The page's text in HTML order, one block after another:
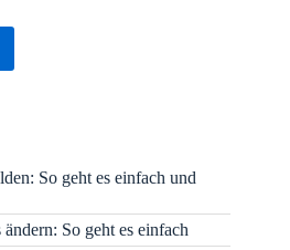
So geht es einfach und
So geht es einfach